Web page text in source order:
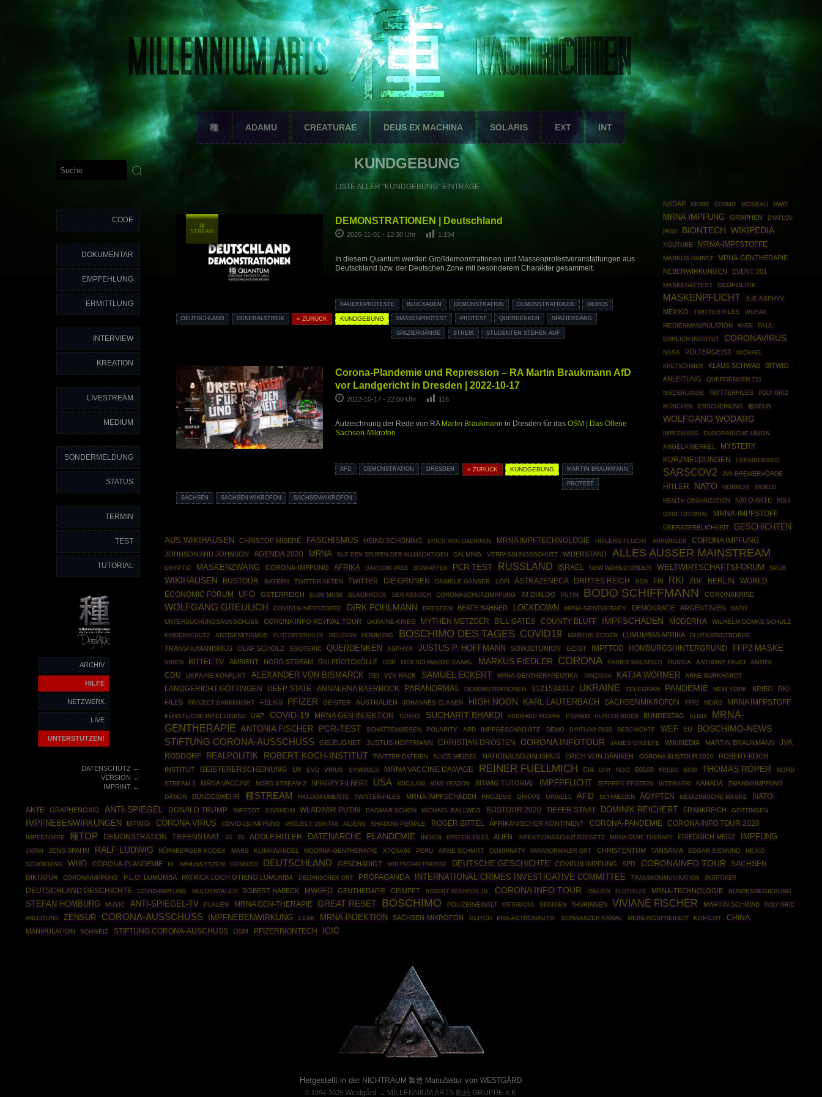
種 ADAMU CREATURAE DEUS EX MACHINA SOLARIS EXT INT
CODE
DOKUMENTAR
EMPFEHLUNG
ERMITTLUNG
INTERVIEW
KREATION
LIVESTREAM
MEDIUM
SONDERMELDUNG
STATUS
TERMIN
TEST
TUTORIAL
ARCHIV
HILFE
NETZWERK
LIVE
UNTERSTÜTZEN!
DATENSCHUTZ←
VERSION ←
IMPRINT←
KUNDGEBUNG
LISTE ALLER "KUNDGEBUNG" EINTRÄGE
DEMONSTRATIONEN | Deutschland
2025-11-01 - 12:30 Uhr 1.194
In diesem Quantum werden Großdemonstrationen und Massenprotestveranstaltungen aus
Deutschland bzw. der Deutschen Zone mit besonderem Charakter gesammelt.
BAUERNPROTESTE BLOCKADEN DEMONSTRATION DEMONSTRATIONEN DEMOS
DEUTSCHLAND GENERALSTREIK « ZURÜCK KUNDGEBUNG MASSENPROTEST PROTEST QUERDENKEN SPAZIERGANG
SPAZIERGÄNGE STREIK STUDENTEN STEHEN AUF
種
STREAM
Corona-Plandemie und Repression – RA Martin Braukmann AfD
vor Landgericht in Dresden | 2022-10-17
2022-10-17 - 22:00 Uhr 116
Aufzeichnung der Rede von RA Martin Braukmann in Dresden für das OSM | Das Offene
Sachsen-Mikrofon
AFD DEMONSTRATION DRESDEN « ZURÜCK KUNDGEBUNG MARTIN BRAUKMANN
PROTEST
SACHSEN SACHSEN-MIKROFON SACHSENMIKROFON
NSDAP SERIE COSMO MOSKAU NWO
MRNA IMPFUNG GRAPHEN DYATLOV
PASS BIONTECH WIKIPEDIA
YOUTUBE MRNA-IMPFSTOFFE
MARKUS HAINTZ
MRNA-GENTHERAPIE
NEBENWIRKUNGEN
EVENT 201
MASKENATTEST GEOPOLITIK
MASKENPFLICHT 大名 ASPHYX
MEXIKO TWITTER FILES WUHAN
MEDIENMANIPULATION WIEN
PAUL-
EHRLICH INSTITUT
CORONAVIRUS
NASA POLTERGEIST MICHAEL
KRETSCHMER KLAUS SCHWAB
BITWIG
ANLEITUNG
QUERDENKEN 711
NIEDERLANDE TWITTERFILES
POLY GRID
MÜNCHEN
ERSCHEINUNG 種DEUS
WOLFGANG WODARG
IMPFZWANG
EUROPÄISCHE UNION
ANGELA MERKEL
MYSTERY
KURZMELDUNGEN
UKRAINEKRIEG
SARSCOV2 JVA BREMERVÖRDE
HITLER NATO HORROR
WORLD
HEALTH ORGANIZATION
NATO AKTE
POLY
GRID TUTORIAL
MRNA-IMPFSTOFF
ÜBERSTERBLICHKEIT
GESCHICHTEN
AUS WIKIHAUSEN
CHRISTOF MISERÉ FASCHISMUS HEIKO SCHÖNING ERICH VON DAENIKEN MRNA IMPFTECHNOLOGIE HITLERS FLUCHT AHRWEILER
CORONA IMPFUNG
JOHNSON AND JOHNSON
AGENDA 2030 MRNA AUF DEN SPUREN DER ALLMÄCHTIGEN CALMING VERFASSUNGSSCHUTZ WIDERSTAND ALLES AUSSER MAINSTREAM
CRYPTIC MASKENZWANG CORONA-IMPFUNG AFRIKA DJATLOW PASS BIOWAFFEN PCR TEST RUSSLAND ISRAEL NEW WORLD ORDER WELTWIRTSCHAFTSFORUM SPUK
WIKIHAUSEN BUSTOUR BAYERN TWITTER AKTEN TWITTER DIE GRÜNEN DANIELE GANSER LOFI ASTRAZENECA DRITTES REICH NDR FBI RKI ZDF BERLIN
WORLD
ECONOMIC FORUM
UFO ÖSTERREICH ELON MUSK BLACKROCK DER MENSCH CORONASCHUTZIMPFUNG IM DIALOG PUTIN BODO SCHIFFMANN CORONAKRISE
WOLFGANG GREULICH COVID19-IMPFSTOFFE DIRK POHLMANN DRESDEN BEATE BAHNER LOCKDOWN MRNA-GENTHERAPY DEMOKRATIE ARGENTINIEN
NATO
UNTERSUCHUNGSAUSSCHUSS
CORONA INFO REVIVAL TOUR UKRAINE-KRIEG MYTHEN METZGER BILL GATES COUNTY BLUFF IMPFSCHADEN MODERNA WILHELM DOMKE-SCHULZ
KINDERSCHUTZ ANTISEMITISMUS FLUTOPFERHILFE RELIGION HOMBURG BOSCHIMO DES TAGES COVID19 MARKUS SÖDER LUMUMBAS AFRIKA FLUTKATASTROPHE
TRANSHUMANISMUS OLAF SCHOLZ ESOTERIC QUERDENKEN ASPHYX JUSTUS P. HOFFMANN SOWJETUNION GEIST IMPFTOD HOMBURGSHINTERGRUND FFP2 MASKE
VIREN BITTEL TV AMBIENT NORD STREAM RKI-PROTOKOLLE DDR DER SCHWARZE KANAL MARKUS FIEDLER CORONA RAINER MAUSFELD RUSSIA ANTHONY FAUCI ANTIFA
CDU UKRAINE-KONFLIKT ALEXANDER VON BISMARCK PEI VCV RACK SAMUEL ECKERT MRNA-GENTHERAPEUTIKA TANZANIA KATJA WÖRMER ARNE BURKHARDT
LANDGERICHT GÖTTINGEN DEEP STATE ANNALENA BAERBOCK PARANORMAL DEMONSTRATIONEN 3121534312 UKRAINE TELEGRAM PANDEMIE NEW YORK KRIEG
RKI-
FILES
PROJECT DARKKNIGHT FELIKS PFIZER GEISTER AUSTRALIEN JOHANNES CLASEN HIGH NOON KARL LAUTERBACH SACHSENMIKROFON FFP2 MORD MRNA IMFPSTOFF
KÜNSTLICHE INTELLIGENZ UAP COVID-19 MRNA GEN-INJEKTION TÜRKEI SUCHARIT BHAKDI HERMANN PLOPPA PSIRAM HUNTER BIDEN BUNDESTAG KLIMA
MRNA-
GENTHERAPIE
ANTONIA FISCHER PCR-TEST SCHATTENWESEN POLARITY ARD IMPFGESCHÄDIGTE DEMO DYATLOW PASS GESCHICHTE WEF EU BOSCHIMO-NEWS
STIFTUNG CORONA-AUSSCHUSS GELEUGNET JUSTUS HOFFMANN CHRISTIAN DROSTEN CORONA INFOTOUR JAMES O'KEEFE WIKIMEDIA MARTIN BRAUKMANN
JVA
ROSDORF
REALPOLITIK ROBERT KOCH-INSTITUT TWITTER-DATEIEN ALICE WEIDEL NATIONALSOZIALISMUS ERICH VON DÄNIKEN CORONA BUSTOUR 2020
ROBERT-KOCH
INSTITUT
GEISTERERSCHEINUNG UK EVD VIRUS SYMBOLS MRNA VACCINE DAMAGE REINER FUELLMICH CIA DIVI NGO B0108 KREBS BSW THOMAS RÖPER
NORD
STREAM 1
MRNA VACCINE NORD STREAM 2 SERGEY FILBERT USA ICIC.LAW MIKE YEADON BITWIG TUTORIAL IMPFPFLICHT JEFFREY EPSTEIN INTERVIEW KANADA
ZWANGSIMPFUNG
DÄMON
BUNDESWEHR 種STREAM RKI-DOKUMENTE TWITTER-FILES MRNA-IMPFSCHADEN PROZESS GRIPPE ORWELL AFD SCHWEDEN ÄGYPTEN MEDIZINISCHE MASKE
NATO-
AKTE
GRAPHENOXID ANTI-SPIEGEL DONALD TRUMP IMPFTOT SINSHEIM WLADIMIR PUTIN DAGMAR SCHÖN MICHAEL BALLWEG BUSTOUR 2020 TIEFER STAAT DOMINIK REICHERT FRANKREICH GÖTTINGEN
IMPFNEBENWIRKUNGEN BITWIG CORONA VIRUS COVID-19-IMPFUNG PROJECT VERITAS ALIENS SHADOW PEOPLE ROGER BITTEL AFRIKANISCHER KONTINENT CORONA-PANDEMIE CORONA INFO TOUR 2020
IMPFSTOFFE 種TOP DEMONSTRATION TIEFENSTAAT 3G 2G ADOLF HITLER DATENARCHE PLANDEMIE INDIEN EPSTEIN FILES ALIEN INFEKTIONSSCHUTZGESETZ MRNA GENE THERAPY FRIEDRICH MERZ IMPFUNG
JAPAN JENS SPAHN RALF LUDWIG NÜRNBERGER KODEX MARS KLIMAWANDEL MODRNA-GENTHERAPIE X7Q5A96 PERU ARNE SCHMITT COMIRNATY PARANORMALER ORT CHRISTENTUM TANSANIA EDGAR SIEMUND
HEIKO
SCHOENING
WHO CORONA-PLANDEMIE KI IMMUNSYSTEM GENOZID DEUTSCHLAND GESCHÄDIGT WIRTSCHAFTSKRISE DEUTSCHE GESCHICHTE COVID19-IMPFUNG SPD CORONAINFO TOUR SACHSEN
DIKTATUR CORONAIMPFUNG P.L.O. LUMUMBA PATRICK LOCH OTIENO LUMUMBA DELPHISCHER ORT PROPAGANDA INTERNATIONAL CRIMES INVESTIGATIVE COMMITTEE TRANSKOMMUNIKATION SKEPTIKER
DEUTSCHLAND GESCHICHTE COVID-IMPFUNG MULDENTALER ROBERT HABECK MWGFD GENTHERAPIE GEIMPFT ROBERT KENNEDY JR. CORONA INFO TOUR ITALIEN FLUTHILFE MRNA-TECHNOLOGIE BUNDESREGIERUNG
STEFAN HOMBURG MUSIC ANTI-SPIEGEL-TV PLAUEN MRNA GEN-THERAPIE GREAT RESET BOSCHIMO POLIZEIGEWALT METABIOTA SPANIEN THÜRINGEN VIVIANE FISCHER MARTIN SCHWAB
POLY GRID
ANLEITUNG
ZENSUR CORONA-AUSSCHUSS IMPFNEBENWIRKUNG LEAK MRNA-INJEKTION SACHSEN-MIKROFON GLITCH PRÄ-ASTRONAUTIK SCHWARZER KANAL MEINUNGSFREIHEIT KOPILOT CHINA
MANIPULATION SCHWEIZ STIFTUNG CORONA-AUSCHUSS OSM PFIZERBIONTECH ICIC
Hergestellt in der NICHTRAUM 製造 Manufaktur von WESTGÅRD
© 1994-2026 Westgård → MILLENNIUM ARTS 勤続 GRUPPE e.K.
Powered By :